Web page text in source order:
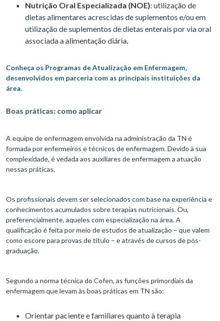
Nutrição Oral Especializada (NOE): utilização de
dietas alimentares acrescidas de suplementos e/ou em
utilização de suplementos de dietas enterais por via oral
associada a alimentação diária.
Conheça os Programas de Atualização em Enfermagem,
desenvolvidos em parceria com as principais instituições da
área.
Boas práticas: como aplicar
A equipe de enfermagem envolvida na administração da TN é
formada por enfermeiros e técnicos de enfermagem. Devido à sua
complexidade, é vedada aos auxiliares de enfermagem a atuação
nessas práticas.
Os profissionais devem ser selecionados com base na experiência e
conhecimentos acumulados sobre terapias nutricionais. Ou,
preferencialmente, aqueles com especialização na área. A
qualificação é feita por meio de estudos de atualização – que valem
como escore para provas de título – e através de cursos de pós-
graduação.
Segundo a norma técnica do Cofen, as funções primordiais da
enfermagem que levam às boas práticas em TN são:
Orientar paciente e familiares quanto à terapia